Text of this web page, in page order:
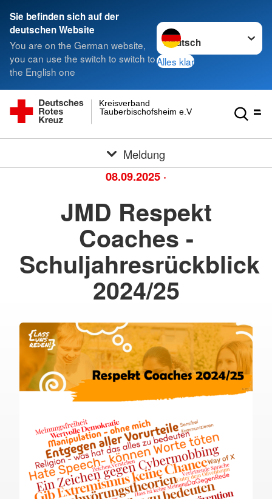
Sie befinden sich auf der
deutschen Website
You are on the German website,
you can use the switch to switch to
the English one
Sprache wechseln zu
Alles klar
Tauberbischofsheim e.V.
Kreisverband
Meldung
08.09.2025 ·
JMD Respekt
Coaches -
Schuljahresrückblick
2024/25